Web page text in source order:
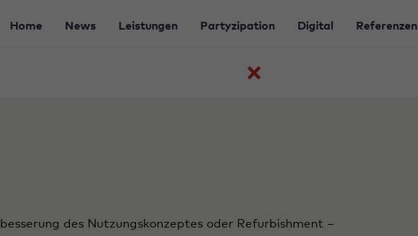
Home News Leistungen Partyzipation Digital Referenzen
Zurück
des Nutzungskonzeptes oder Refurbishment –